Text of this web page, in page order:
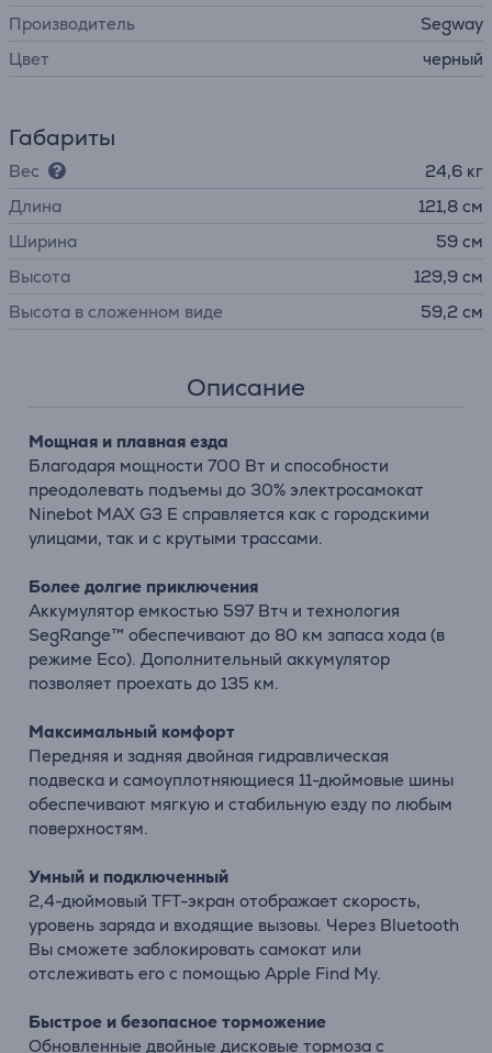
Производитель
Segway
Цвет
черный
Габариты
Вес
24,6 кг
Длина
121,8 см
Ширина
59 см
Высота
129,9 см
Высота в сложенном виде
59,2 см
Описание
Мощная и плавная езда
Благодаря мощности 700 Вт и способности
преодолевать подъемы до 30% электросамокат
Ninebot MAX G3 E справляется как с городскими
улицами, так и с крутыми трассами.
Более долгие приключения
Аккумулятор емкостью 597 Втч и технология
SegRange™ обеспечивают до 80 км запаса хода (в
режиме Eco). Дополнительный аккумулятор
позволяет проехать до 135 км.
Максимальный комфорт
Передняя и задняя двойная гидравлическая
подвеска и самоуплотняющиеся 11-дюймовые шины
обеспечивают мягкую и стабильную езду по любым
поверхностям.
Умный и подключенный
2,4-дюймовый TFT-экран отображает скорость,
уровень заряда и входящие вызовы. Через Bluetooth
Вы сможете заблокировать самокат или
отслеживать его с помощью Apple Find My.
Быстрое и безопасное торможение
Обновленные двойные дисковые тормоза с